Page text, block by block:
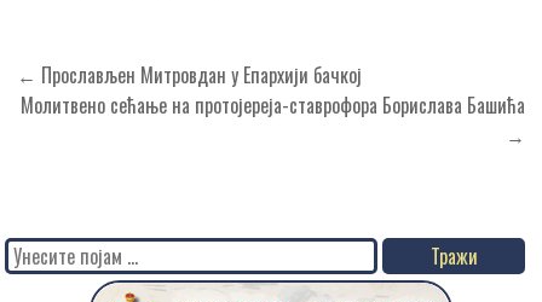
Кретање
чланка
← Прослављен Митровдан у Епархији бачкој
Молитвено сећање на протојереја-ставрофора Борислава Башића
→
Search
for: